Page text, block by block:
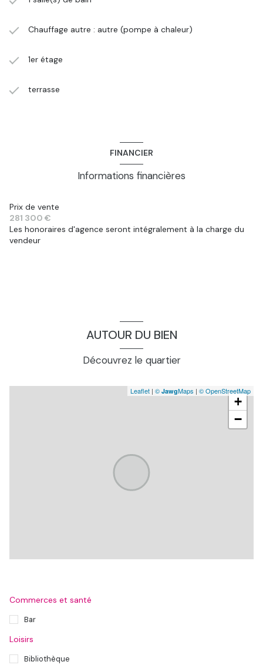
Chauffage autre : autre (pompe à chaleur)
1er étage
terrasse
FINANCIER
Informations financières
Prix de vente
281 300 €
Les honoraires d'agence seront intégralement à la charge du
vendeur
AUTOUR DU BIEN
Découvrez le quartier
+
−
Leaflet | © JawgMaps | © OpenStreetMap
Commerces et santé
Bar
Loisirs
Bibliothèque